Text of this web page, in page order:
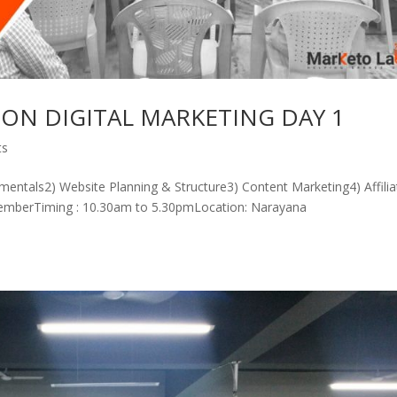
DIGITAL MARKETING DAY 1
Website Planning & Structure3) Content Marketing4)
: 10.30am to 5.30pmLocation: Narayana